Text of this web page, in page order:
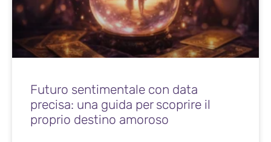
Futuro sentimentale con data
precisa: una guida per scoprire il
proprio destino amoroso